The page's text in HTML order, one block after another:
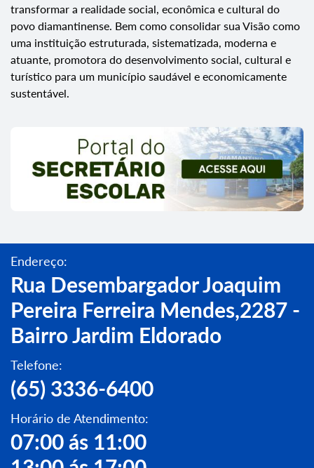
transformar a realidade social, econômica e cultural do
povo diamantinense. Bem como consolidar sua Visão como
uma instituição estruturada, sistematizada, moderna e
atuante, promotora do desenvolvimento social, cultural e
turístico para um município saudável e economicamente
sustentável.
Endereço:
Rua Desembargador Joaquim
Pereira Ferreira Mendes,2287 -
Bairro Jardim Eldorado
Telefone:
(65) 3336-6400
Horário de Atendimento:
07:00 ás 11:00